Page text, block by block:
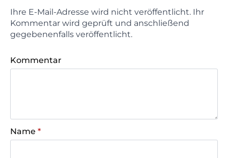
Ihre E-Mail-Adresse wird nicht veröffentlicht. Ihr
Kommentar wird geprüft und anschließend
gegebenenfalls veröffentlicht.
Kommentar
Name *